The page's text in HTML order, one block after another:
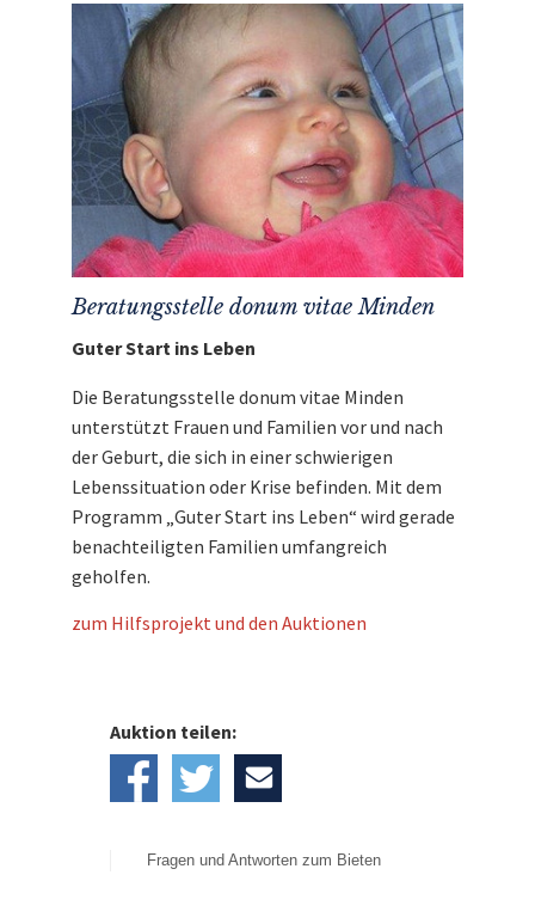
Beratungsstelle donum vitae Minden
Guter Start ins Leben
Die Beratungsstelle donum vitae Minden
unterstützt Frauen und Familien vor und nach
der Geburt, die sich in einer schwierigen
Lebenssituation oder Krise befinden. Mit dem
Programm „Guter Start ins Leben“ wird gerade
benachteiligten Familien umfangreich
geholfen.
zum Hilfsprojekt und den Auktionen
Auktion teilen:
Fragen und Antworten zum Bieten